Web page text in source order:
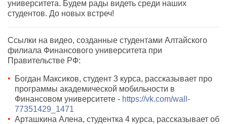
университета. Будем рады видеть среди наших
студентов. До новых встреч!
Ссылки на видео, созданные студентами Алтайского
филиала Финансового университета при
Правительстве РФ:
Богдан Максиков, студент 3 курса, рассказывает про
программы академической мобильности в
Финансовом университете - https://vk.com/wall-
77351429_1471
Арташкина Алена, студентка 4 курса, рассказывает об